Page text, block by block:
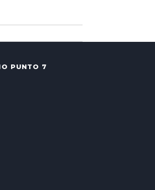
PUNTO 7